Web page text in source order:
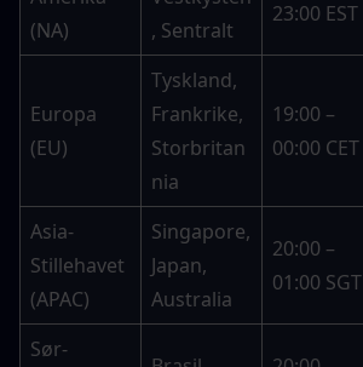
(NA)
, Sentralt
23:00 EST
Europa
(EU)
Tyskland,
Frankrike,
Storbritan
nia
19:00 –
00:00 CET
Asia-
Stillehavet
(APAC)
Singapore,
Japan,
Australia
20:00 –
01:00 SGT
Sør-